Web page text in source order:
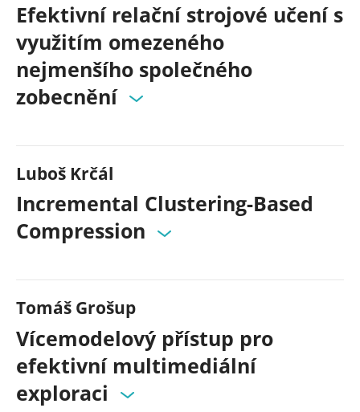
Efektivní relační strojové učení s
využitím omezeného
nejmenšího společného
zobecnění
Luboš Krčál
Incremental Clustering-Based
Compression
Tomáš Grošup
Vícemodelový přístup pro
efektivní multimediální
exploraci